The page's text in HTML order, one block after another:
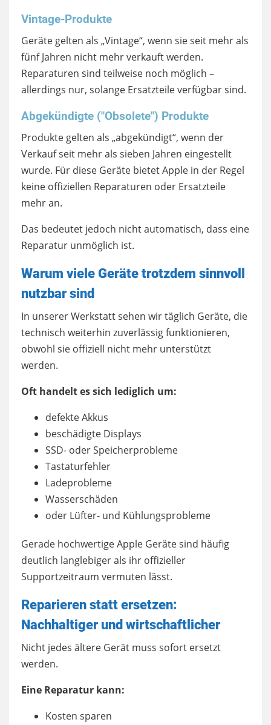
Vintage-Produkte
Geräte gelten als „Vintage“, wenn sie seit mehr als
fünf Jahren nicht mehr verkauft werden.
Reparaturen sind teilweise noch möglich –
allerdings nur, solange Ersatzteile verfügbar sind.
Abgekündigte ("Obsolete") Produkte
Produkte gelten als „abgekündigt“, wenn der
Verkauf seit mehr als sieben Jahren eingestellt
wurde. Für diese Geräte bietet Apple in der Regel
keine offiziellen Reparaturen oder Ersatzteile
mehr an.
Das bedeutet jedoch nicht automatisch, dass eine
Reparatur unmöglich ist.
Warum viele Geräte trotzdem sinnvoll
nutzbar sind
In unserer Werkstatt sehen wir täglich Geräte, die
technisch weiterhin zuverlässig funktionieren,
obwohl sie offiziell nicht mehr unterstützt
werden.
Oft handelt es sich lediglich um:
defekte Akkus
beschädigte Displays
SSD- oder Speicherprobleme
Tastaturfehler
Ladeprobleme
Wasserschäden
oder Lüfter- und Kühlungsprobleme
Gerade hochwertige Apple Geräte sind häufig
deutlich langlebiger als ihr offizieller
Supportzeitraum vermuten lässt.
Reparieren statt ersetzen:
Nachhaltiger und wirtschaftlicher
Nicht jedes ältere Gerät muss sofort ersetzt
werden.
Eine Reparatur kann:
Kosten sparen